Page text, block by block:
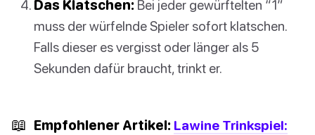
Das Klatschen: Bei jeder gewürftelten “1”
muss der würfelnde Spieler sofort klatschen.
Falls dieser es vergisst oder länger als 5
Sekunden dafür braucht, trinkt er.
📖 Empfohlener Artikel: Lawine Trinkspiel: